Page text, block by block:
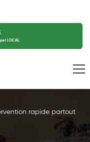
LOCAL
rapide partout